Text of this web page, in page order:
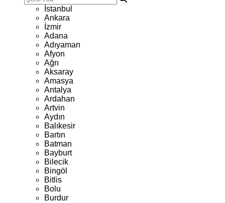
İstanbul
Ankara
İzmir
Adana
Adıyaman
Afyon
Ağrı
Aksaray
Amasya
Antalya
Ardahan
Artvin
Aydın
Balıkesir
Bartın
Batman
Bayburt
Bilecik
Bingöl
Bitlis
Bolu
Burdur